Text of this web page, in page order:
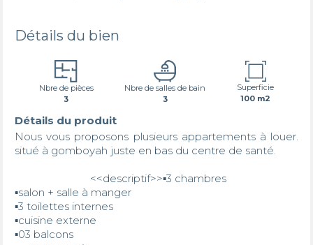
Détails du bien
Nbre de pièces
3
Nbre de salles de bain
3
Superficie
100 m2
Détails du produit
Nous vous proposons plusieurs appartements à louer.
situé à gomboyah juste en bas du centre de santé.
▪️salon + salle à manger
▪️3 toilettes internes
▪️cuisine externe
▪️03 balcons